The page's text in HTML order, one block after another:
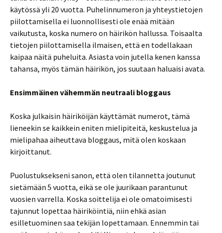
käytössä yli 20 vuotta. Puhelinnumeron ja yhteystietojen
piilottamisella ei luonnollisesti ole enää mitään
vaikutusta, koska numero on häirikön hallussa. Toisaalta
tietojen piilottamisella ilmaisen, että en todellakaan
kaipaa näitä puheluita. Asiasta voin jutella kenen kanssa
tahansa, myös tämän häirikön, jos suutaan haluaisi avata.
Ensimmäinen vähemmän neutraali bloggaus
Koska julkaisin häiriköijän käyttämät numerot, tämä
lieneekin se kaikkein eniten mielipiteitä, keskustelua ja
mielipahaa aiheuttava bloggaus, mitä olen koskaan
kirjoittanut.
Puolustuksekseni sanon, että olen tilannetta joutunut
sietämään 5 vuotta, eikä se ole juurikaan parantunut
vuosien varrella. Koska soittelija ei ole omatoimisesti
tajunnut lopettaa häiriköintiä, niin ehkä asian
esilletuominen saa tekijän lopettamaan. Ennemmin tai